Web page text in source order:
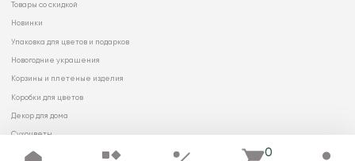
0
Товары со скидкой
Новинки
Упаковка для цветов и подарков
Новогодние украшения
Корзины и плетеные изделия
Коробки для цветов
Декор для дома
Сухоцветы